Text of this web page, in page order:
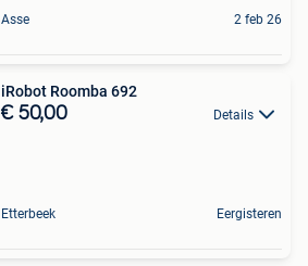
Asse 2 feb 26
iRobot Roomba 692
€ 50,00 Details
Etterbeek Eergisteren